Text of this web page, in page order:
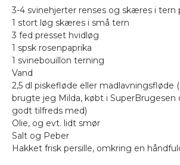
3-4 svinehjerter renses og skæres i tern
1 stort løg skæres i små tern
3 fed presset hvidløg
1 spsk rosenpaprika
1 svinebouillon terning
Vand
2,5 dl piskefløde eller madlavningsfløde
brugte jeg Milda, købt i SuperBrugesen
godt tilfreds med)
Olie, og evt. lidt smør
Salt og Peber
Hakket frisk persille, omkring en